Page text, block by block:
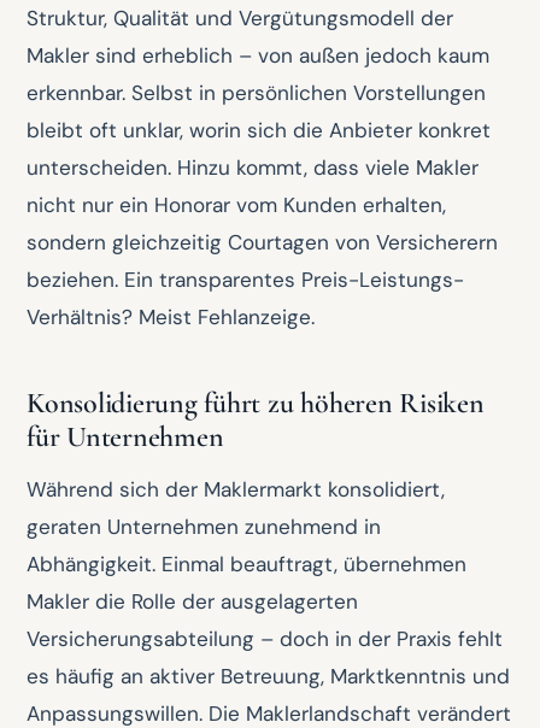
Struktur, Qualität und Vergütungsmodell der
Makler sind erheblich – von außen jedoch kaum
erkennbar. Selbst in persönlichen Vorstellungen
bleibt oft unklar, worin sich die Anbieter konkret
unterscheiden. Hinzu kommt, dass viele Makler
nicht nur ein Honorar vom Kunden erhalten,
sondern gleichzeitig Courtagen von Versicherern
beziehen. Ein transparentes Preis-Leistungs-
Verhältnis? Meist Fehlanzeige.
Konsolidierung führt zu höheren Risiken
für Unternehmen
Während sich der Maklermarkt konsolidiert,
geraten Unternehmen zunehmend in
Abhängigkeit. Einmal beauftragt, übernehmen
Makler die Rolle der ausgelagerten
Versicherungsabteilung – doch in der Praxis fehlt
es häufig an aktiver Betreuung, Marktkenntnis und
Anpassungswillen. Die Maklerlandschaft verändert